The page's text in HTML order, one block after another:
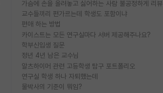
가슴에 손을 올려놓고 싫어하는 사람 불공정하게 리뷰
교수들끼리 편가르는데 학생도 포함이냐
편애 하는 방법
카이스트는 모든 연구실마다 서버 제공해주나요?
학부신입생 질문
정년 4년 남은 교수님
알츠하이머 관련 고등학생 탐구 포트폴리오
연구실 학생 하나 자퇴했는데
물박사의 기준이 뭐임?